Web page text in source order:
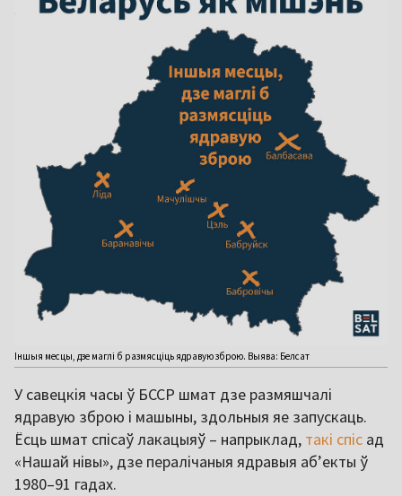
Іншыя месцы, дзе маглі б размясціць ядравую зброю. Выява: Белсат
У савецкія часы ў БССР шмат дзе размяшчалі
ядравую зброю і машыны, здольныя яе запускаць.
Ёсць шмат спісаў лакацыяў – напрыклад, такі спіс ад
«Нашай нівы», дзе пералічаныя ядравыя аб’екты ў
1980–91 гадах.